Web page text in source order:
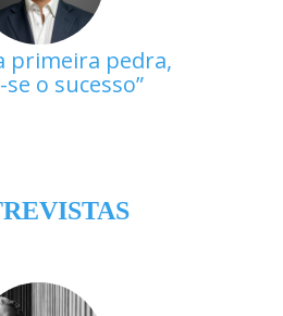
primeira pedra,
se o sucesso